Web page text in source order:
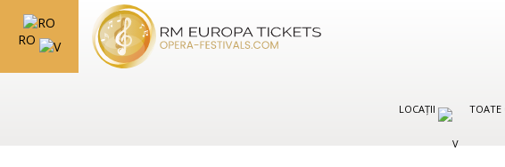
RO
LOCAȚII TOATE